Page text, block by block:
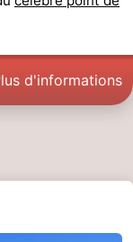
d'informations